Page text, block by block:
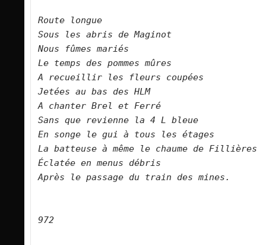
Route longue
Sous les abris de Maginot
Nous fûmes mariés
Le temps des pommes mûres
A recueillir les fleurs coupées
Jetées au bas des HLM
A chanter Brel et Ferré
Sans que revienne la 4 L bleue
En songe le gui à tous les étages
La batteuse à même le chaume de Fillières
Éclatée en menus débris
Après le passage du train des mines.
972